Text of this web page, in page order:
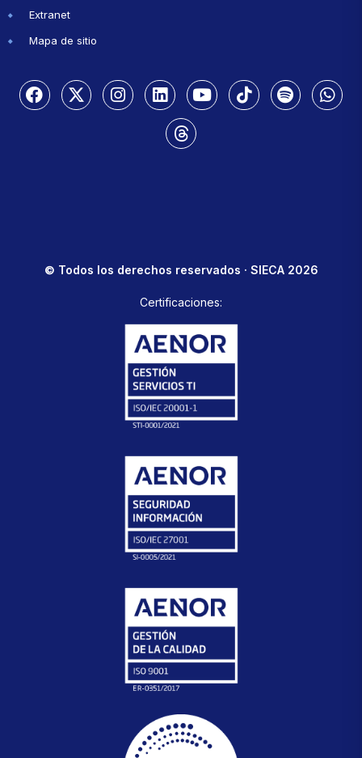
Extranet
Mapa de sitio
© Todos los derechos reservados · SIECA 2026
Certificaciones: